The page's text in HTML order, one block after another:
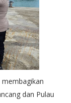
membagikan
dan Pulau